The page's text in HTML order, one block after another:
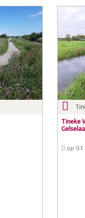
Tineke
op 01